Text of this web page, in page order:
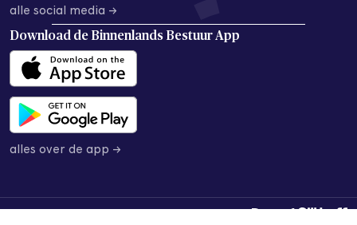
alle social media →
Download de Binnenlands Bestuur App
alles over de app →